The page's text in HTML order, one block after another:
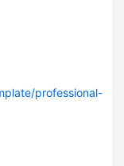
professional-